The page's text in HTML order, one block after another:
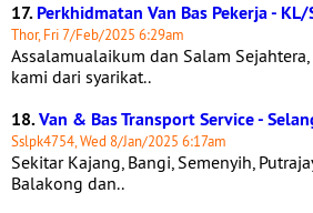
17.Perkhidmatan Van Bas Pekerja -
Thor, Fri 7/Feb/2025 6:29am
Assalamualaikum dan Salam
kami dari syarikat..
18.Van & Bas Transport Service -
Sslpk4754, Wed 8/Jan/2025 6:17am
Sekitar Kajang, Bangi, Semenyih,
Balakong dan..